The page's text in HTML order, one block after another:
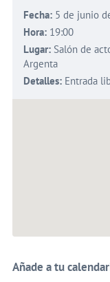
Fecha: 5 de junio
Hora: 19:00
Lugar: Salón de
Argenta
Detalles: Entrada
Añade a tu